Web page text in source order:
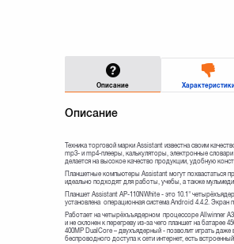
Описание
Описание
Техника торговой марки Assistant известна своим
mp3- и mp4-плееры, калькуляторы, электронные
делается на высокое качество продукции, удобную
Планшетные компьютеры Assistant могут похвастаться
идеально подходят для работы, учебы, а также
Планшет Assistant АР-110NWhite - это 10.1"
установлена операционная система Android 4.4.2.
Работает на четырёхъъядерном процессоре Allwinner
и не склонен к перегреву из-за чего планшет на
400MP DualCore – двухъядерный - позволит играть
беспроводного доступа к сети интернет, есть